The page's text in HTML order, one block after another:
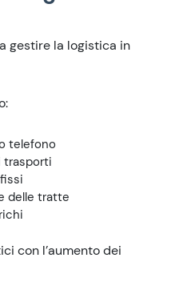
gestire la logistica in
telefono
trasporti
delle tratte
con l’aumento dei